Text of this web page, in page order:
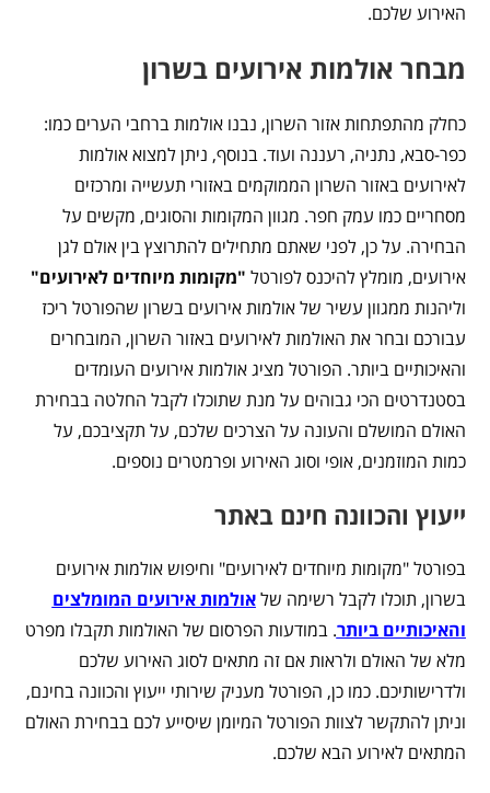
האירוע שלכם.
מבחר אולמות אירועים בשרון
כחלק מהתפתחות אזור השרון, נבנו אולמות ברחבי הערים כמו:
כפר-סבא, נתניה, רעננה ועוד. בנוסף, ניתן למצוא אולמות
לאירועים באזור השרון הממוקמים באזורי תעשייה ומרכזים
מסחריים כמו עמק חפר. מגוון המקומות והסוגים, מקשים על
הבחירה. על כן, לפני שאתם מתחילים להתרוצץ בין אולם לגן
אירועים, מומלץ להיכנס לפורטל "מקומות מיוחדים לאירועים"
וליהנות ממגוון עשיר של אולמות אירועים בשרון שהפורטל ריכז
עבורכם ובחר את האולמות לאירועים באזור השרון, המובחרים
והאיכותיים ביותר. הפורטל מציג אולמות אירועים העומדים
בסטנדרטים הכי גבוהים על מנת שתוכלו לקבל החלטה בבחירת
האולם המושלם והעונה על הצרכים שלכם, על תקציבכם, על
כמות המוזמנים, אופי וסוג האירוע ופרמטרים נוספים.
ייעוץ והכוונה חינם באתר
בפורטל "מקומות מיוחדים לאירועים" וחיפוש אולמות אירועים
בשרון, תוכלו לקבל רשימה שלאולמות אירועים המומלצים
והאיכותיים ביותר. במודעות הפרסום של האולמות תקבלו מפרט
מלא של האולם ולראות אם זה מתאים לסוג האירוע שלכם
ולדרישותיכם. כמו כן, הפורטל מעניק שירותי ייעוץ והכוונה בחינם,
וניתן להתקשר לצוות הפורטל המיומן שיסייע לכם בבחירת האולם
המתאים לאירוע הבא שלכם.